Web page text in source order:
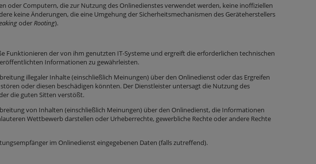
oder Computern, die zur Nutzung des Onlinedienstes verwendet werden, keine inoffiziellen
keine Änderungen, die eine Umgehung der Sicherheitsmechanismen des Geräteherstellers
oderRooting).
Funktionieren der von ihm genutzten IT-Systeme und ergreift die erforderlichen technischen
Informationen zu gewährleisten.
illegaler Inhalte (einschließlich Meinungen) über den Onlinedienst oder das Ergreifen
oder diesen beschädigen könnten. Der Dienstleister untersagt die Nutzung des
die guten Sitten verstößt.
von Inhalten (einschließlich Meinungen) über den Onlinedienst, die Informationen
Wettbewerb darstellen oder Urheberrechte, gewerbliche Rechte oder andere Rechte
im Onlinedienst eingegebenen Daten (falls zutreffend).